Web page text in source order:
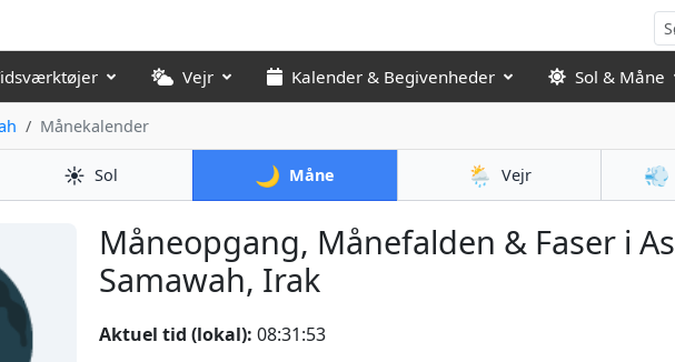
Vejr Kalender & Begivenheder Sol & Måne
Månekalender
☀️ Sol 🌙 Måne 🌦️ Vejr 💨
Måneopgang, Månefalden & Faser i As
Samawah, Irak
Aktuel tid (lokal): 08:31:54